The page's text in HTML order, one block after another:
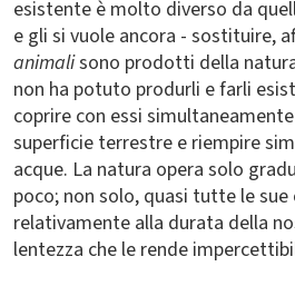
esistente è molto diverso da
e gli si vuole ancora - sostituire,
animalisono prodotti della
non ha potuto produrli e farli
coprire con essi
superficie terrestre e riempire
acque. La natura opera solo
poco; non solo, quasi tutte le
relativamente alla durata della
lentezza che le rende